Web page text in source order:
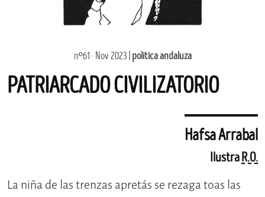
nº61 · Nov 2023 | política andaluza
PATRIARCADO CIVILIZATORIO
Hafsa Arrabal
IlustraR.O.
La niña de las trenzas apretás se rezaga toas las